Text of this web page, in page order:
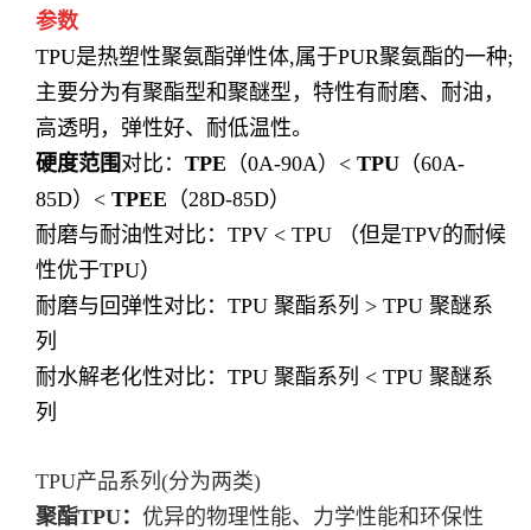
参数
TPU是热塑性聚氨酯弹性体,属于PUR聚氨酯的一种;
主要分为有聚酯型和聚醚型，特性有耐磨、耐油，
高透明，弹性好、耐低温性。
硬度范围 对比： TPE （0A-90A）< TPU （60A-
85D）< TPEE （28D-85D）
耐磨与耐油性对比： TPV < TPU
（但是TPV的耐候
性优于TPU）
耐磨与回弹性对比： TPU 聚酯系列 > TPU 聚醚系
列
耐水解老化性对比： TPU 聚酯系列 < TPU 聚醚系
列
TPU产品系列(分为两类)
聚酯TPU： 优异的物理性能、力学性能和环保性